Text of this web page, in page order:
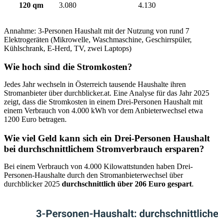
120 qm 3.080 4.130
Annahme: 3-Personen Haushalt mit der Nutzung von rund 7
Elektrogeräten (Mikrowelle, Waschmaschine, Geschirrspüler,
Kühlschrank, E-Herd, TV, zwei Laptops)
Wie hoch sind die Stromkosten?
Jedes Jahr wechseln in Österreich tausende Haushalte ihren
Stromanbieter über durchblicker.at. Eine Analyse für das Jahr 2025
zeigt, dass die Stromkosten in einem Drei-Personen Haushalt mit
einem Verbrauch von 4.000 kWh vor dem Anbieterwechsel etwa
1200 Euro betragen.
Wie viel Geld kann sich ein Drei-Personen Haushalt
bei durchschnittlichem Stromverbrauch ersparen?
Bei einem Verbrauch von 4.000 Kilowattstunden haben Drei-
Personen-Haushalte durch den Stromanbieterwechsel über
durchblicker 2025 durchschnittlich über 206 Euro gespart.